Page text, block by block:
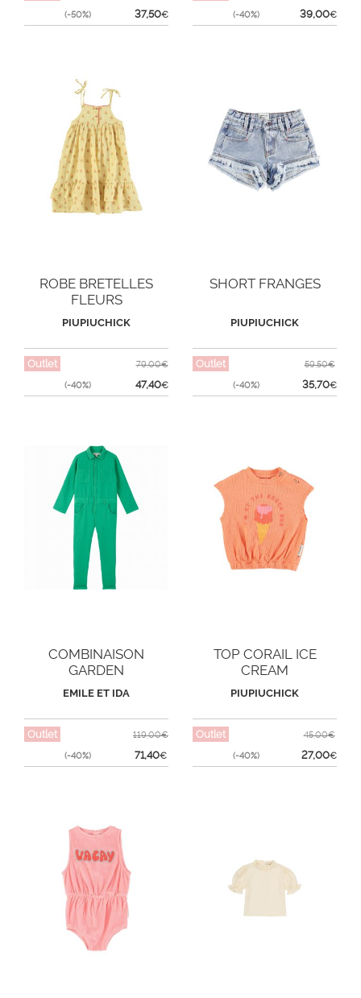
(-50%) 37,50€ (-40%) 39,00€
ROBE BRETELLES
FLEURS
PIUPIUCHICK
Outlet
(-40%)
79,00€
47,40€
SHORT FRANGES
PIUPIUCHICK
Outlet
(-40%)
59,50€
35,70€
COMBINAISON
GARDEN
EMILE ET IDA
Outlet
(-40%)
119,00€
71,40€
TOP CORAIL ICE
CREAM
PIUPIUCHICK
Outlet
(-40%)
45,00€
27,00€